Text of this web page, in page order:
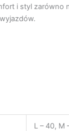
i styl zarówno
L – 40, M